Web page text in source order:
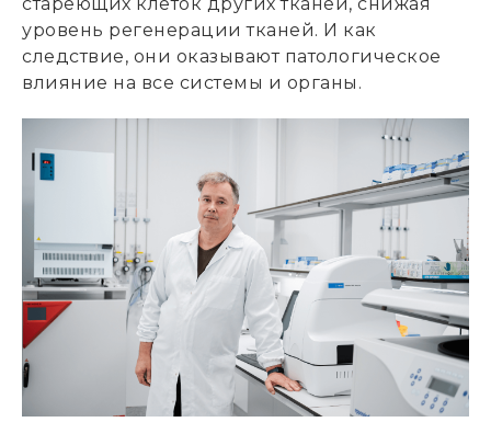
уровень регенерации тканей. И как
следствие, они оказывают патологическое
влияние на все системы и органы.